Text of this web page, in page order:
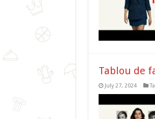
Tablou de
July 27, 2024